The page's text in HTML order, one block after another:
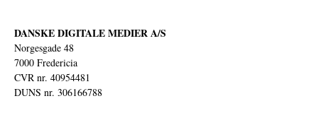
DANSKE DIGITALE MEDIER A/S
Norgesgade 48
7000 Fredericia
CVR nr. 40954481
DUNS nr. 306166788